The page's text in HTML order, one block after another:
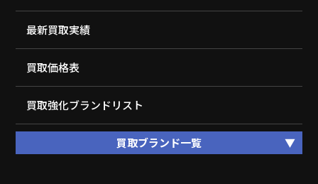
最新買取実績
買取価格表
買取強化ブランドリスト
買取ブランド一覧